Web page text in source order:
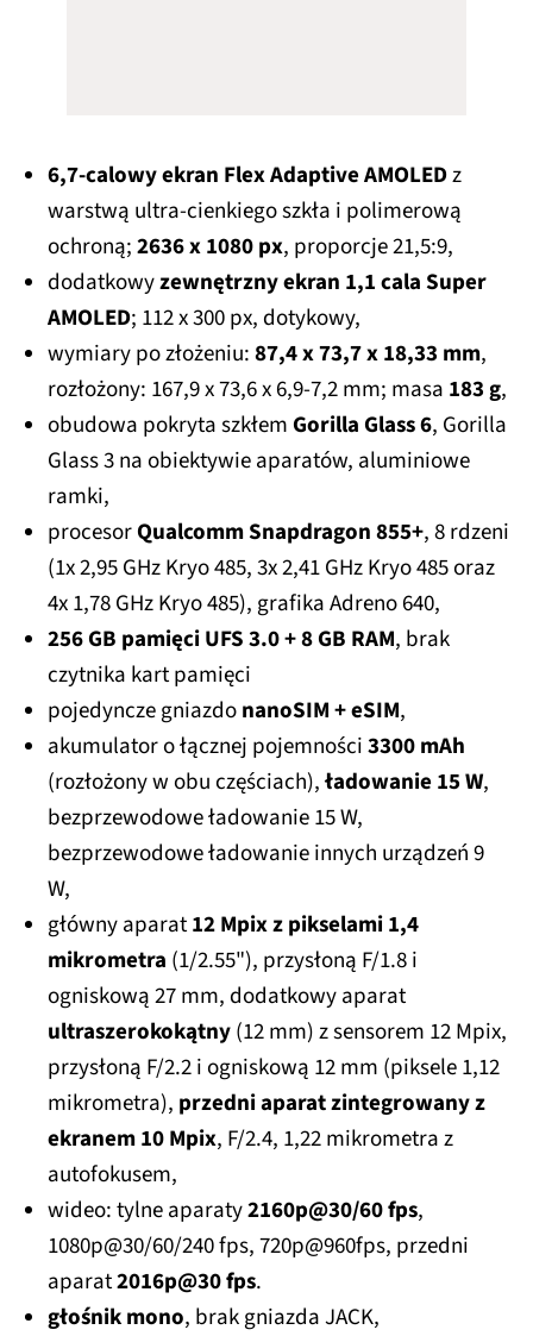
6,7-calowy ekran Flex Adaptive AMOLEDz
warstwą ultra-cienkiego szkła i polimerową
ochroną;2636 x 1080 px, proporcje 21,5:9,
dodatkowyzewnętrzny ekran 1,1 cala Super
AMOLED; 112 x 300 px, dotykowy,
wymiary po złożeniu:87,4 x 73,7 x 18,33 mm,
rozłożony: 167,9 x 73,6 x 6,9-7,2 mm; masa 183 g,
obudowa pokryta szkłem Gorilla Glass 6, Gorilla
Glass 3 na obiektywie aparatów, aluminiowe
ramki,
procesorQualcomm Snapdragon 855+, 8 rdzeni
(1x 2,95 GHz Kryo 485, 3x 2,41 GHz Kryo 485 oraz
4x 1,78 GHz Kryo 485), grafika Adreno 640,
256 GB pamięci UFS 3.0 + 8 GB RAM, brak
czytnika kart pamięci
pojedyncze gniazdonanoSIM + eSIM,
akumulator o łącznej pojemności3300 mAh
(rozłożony w obu częściach),ładowanie 15 W,
bezprzewodowe ładowanie 15 W,
bezprzewodowe ładowanie innych urządzeń 9
W,
główny aparat12 Mpix z pikselami 1,4
mikrometra (1/2.55"), przysłoną F/1.8 i
ogniskową 27 mm, dodatkowy aparat
ultraszerokokątny(12 mm) z sensorem 12 Mpix,
przysłoną F/2.2 i ogniskową 12 mm (piksele 1,12
mikrometra), przedni aparat zintegrowany z
ekranem 10 Mpix, F/2.4, 1,22 mikrometra z
autofokusem,
wideo: tylne aparaty2160p@30/60 fps,
1080p@30/60/240 fps, 720p@960fps, przedni
aparat2016p@30 fps.
głośnik mono, brak gniazda JACK,